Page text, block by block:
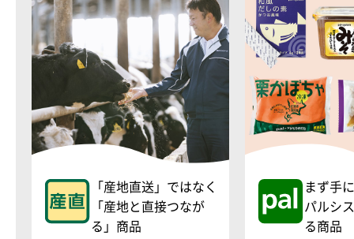
「産地直送」ではなく
「産地と直接つなが
る」商品
まず手
パルシ
る商品